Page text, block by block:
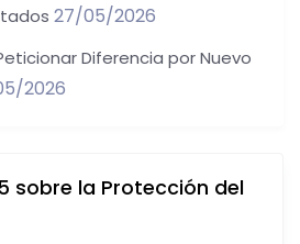
sobre la Protección del
27/05/2026
Diferencia por Nuevo
2026